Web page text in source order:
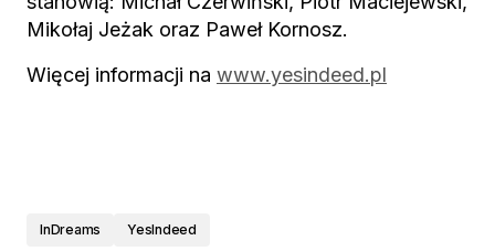
Mikołaj Jeżak oraz Paweł Kornosz.
Więcej informacji na www.yesindeed.pl
InDreams YesIndeed